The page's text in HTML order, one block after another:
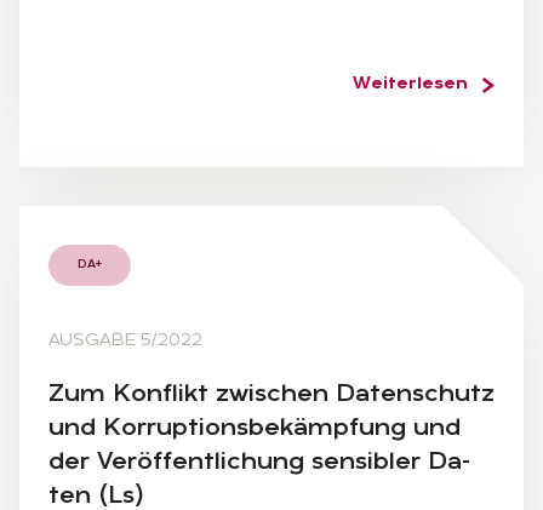
Weiterlesen
DA+
AUSGABE 5/2022
Zum Kon­flikt zwi­schen Da­ten­schutz
und Kor­rup­ti­ons­be­kämp­fung und
der Ver­öf­fent­li­chung sen­si­bler Da­
ten (Ls)